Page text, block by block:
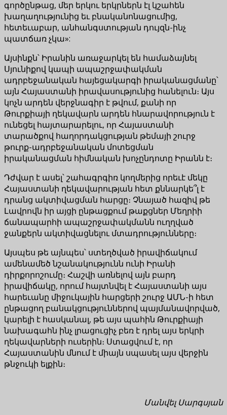
գործընթաց, մեր երկու երկրներն էլ կշահեն
խաղաղությունից եւ բնականոնացումից,
հետեւաբար, անհանգստության դույզն-ինչ
պատճառ չկա»:
Այսինքն՝ Իրանին առաջարկել են համաձայնել
Սյունիքով կապի ապաշրջափակման
ադրբեջանական հայեցակարգի իրականացմանը՝
այն Հայաստանի իրավասությունից հանելուն։ Այս
կոչն արդեն վերջնագիր է թվում, քանի որ
Թուրքիայի ղեկավարն արդեն հնարավորություն է
ունեցել հայտարարելու, որ Հայաստանի
տարածքով հաղորդակցության թեմայի շուրջ
թուրք-ադրբեջանական մոտեցման
իրականացման հիմնական խոչընդոտը Իրանն է։
Դժվար է ասել՝ շահագրգիռ կողմերից որեւէ մեկը
Հայաստանի ղեկավարության հետ քննարկե՞լ է
դրանց ակտիվացման հարցը։ Չնայած հազիվ թե
Լավրովն իր այցի ընթացքում թաքցներ Մեղրիի
ճանապարհի ապաշրջափակմանն ուղղված
ջանքերն ակտիվացնելու մտադրությունները։
Այսպես թե այնպես՝ ստեղծված իրավիճակում
ամենամեծ նշանակությունն ունի Իրանի
դիրքորոշումը։ Հաշվի առնելով այն բարդ
իրավիճակը, որում հայտնվել է Հայաստանի այս
հարեւանը միջուկային հարցերի շուրջ ԱՄՆ-ի հետ
ընթացող բանակցություններով պայմանավորված,
կարելի է հասկանալ, թե այս պահին Թուրքիայի
նախագահն ինչ լրացուցիչ բեռ է դրել այս երկրի
ղեկավարների ուսերին։ Ստացվում է, որ
Հայաստանին մնում է միայն սպասել այս վերջին
թնջուկի ելքին։
Մանվել Սարգսյան